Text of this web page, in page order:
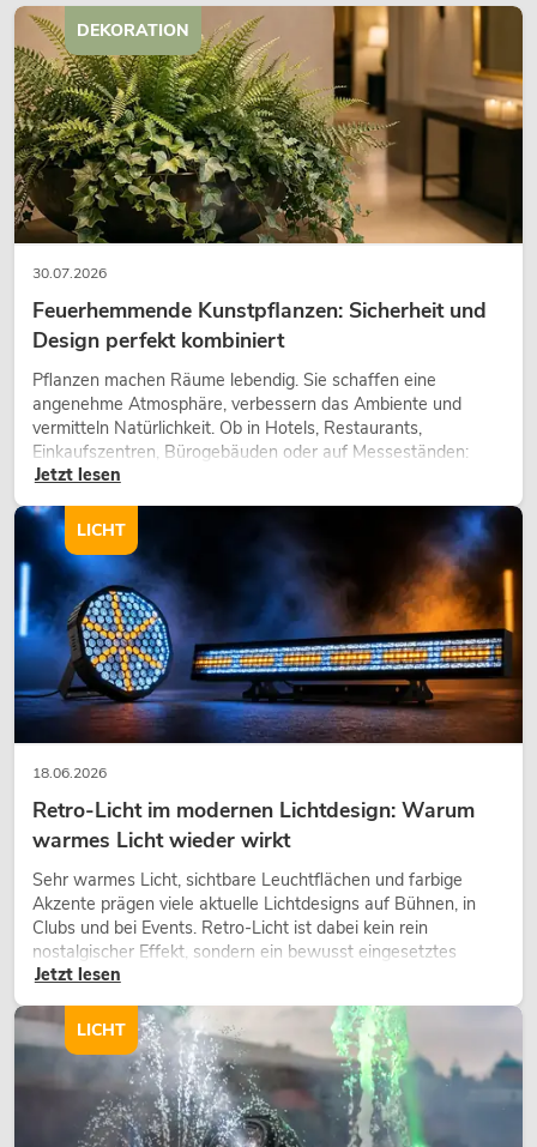
30.07.2026
Feuerhemmende Kunstpflanzen: Sicherheit und
Design perfekt kombiniert
Pflanzen machen Räume lebendig. Sie schaffen eine
angenehme Atmosphäre, verbessern das Ambiente und
vermitteln Natürlichkeit. Ob in Hotels, Restaurants,
Einkaufszentren, Bürogebäuden oder auf Messeständen:
eine hochwertige Begrünung gehört heute längst zum
Jetzt lesen
DEKORATION
18.06.2026
Retro-Licht im modernen Lichtdesign: Warum
warmes Licht wieder wirkt
Sehr warmes Licht, sichtbare Leuchtflächen und farbige
Akzente prägen viele aktuelle Lichtdesigns auf Bühnen, in
Clubs und bei Events. Retro-Licht ist dabei kein rein
nostalgischer Effekt, sondern ein bewusst eingesetztes
Gestaltungsmittel: Es schafft Atmosphäre, gibt Szenen
wirken lassen.
Jetzt lesen
LICHT
LICHT